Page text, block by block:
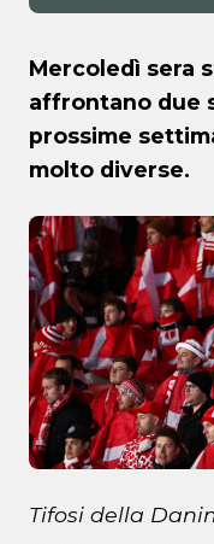
Mercoledì sera
affrontano due
prossime
molto diverse.
Tifosi della